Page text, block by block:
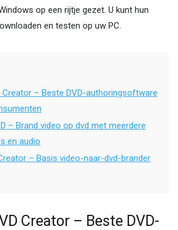
op een rijtje gezet. U kunt hun
en testen op uw PC.
Creator – Beste DVD-authoringsoftware
– Brand video op dvd met meerdere
en audio
– Basis video-naar-dvd-brander
Creator – Beste DVD-